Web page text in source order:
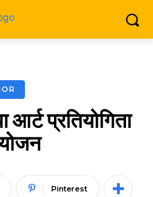
आर्ट प्रतियोगिता
Pinterest